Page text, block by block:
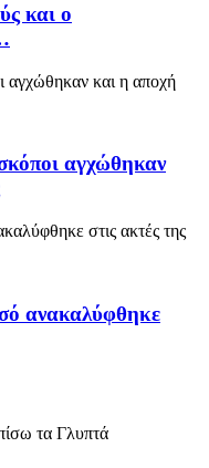
και ο
αγχώθηκαν
ανακαλύφθηκε